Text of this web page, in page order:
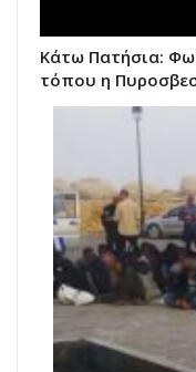
Κάτω Πατήσια:
τόπου η